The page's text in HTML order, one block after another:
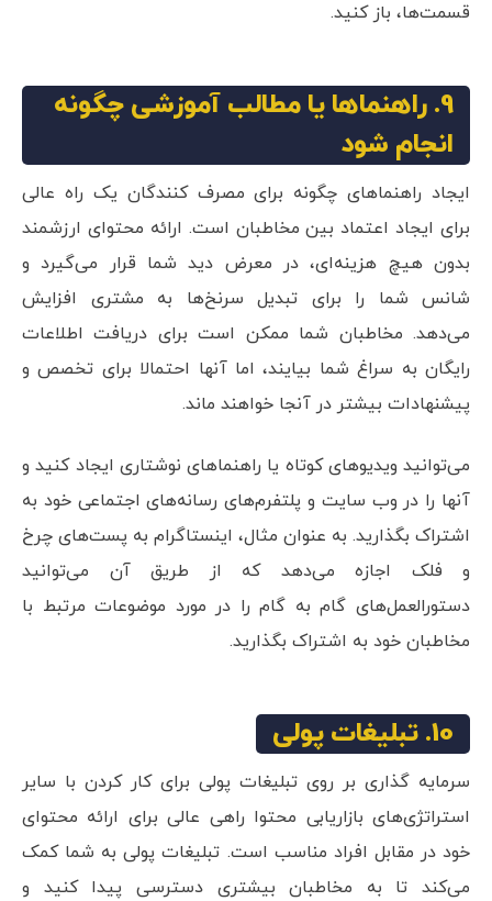
قسمت‌ها، باز کنید.
9. راهنماها یا مطالب آموزشی چگونه
انجام شود
ایجاد راهنماهای چگونه برای مصرف کنندگان یک راه عالی
برای ایجاد اعتماد بین مخاطبان است. ارائه محتوای ارزشمند
بدون هیچ هزینه‌ای، در معرض دید شما قرار می‌گیرد و
شانس شما را برای تبدیل سرنخ‌ها به مشتری افزایش
می‌دهد. مخاطبان شما ممکن است برای دریافت اطلاعات
رایگان به سراغ شما بیایند، اما آنها احتمالا برای تخصص و
پیشنهادات بیشتر در آنجا خواهند ماند.
می‌توانید ویدیوهای کوتاه یا راهنماهای نوشتاری ایجاد کنید و
آنها را در وب سایت و پلتفرم‌های رسانه‌های اجتماعی خود به
اشتراک بگذارید. به عنوان مثال، اینستاگرام به پست‌های چرخ
و فلک اجازه می‌دهد که از طریق آن می‌توانید
دستورالعمل‌های گام به گام را در مورد موضوعات مرتبط با
مخاطبان خود به اشتراک بگذارید.
10. تبلیغات پولی
سرمایه گذاری بر روی تبلیغات پولی برای کار کردن با سایر
استراتژی‌های بازاریابی محتوا راهی عالی برای ارائه محتوای
خود در مقابل افراد مناسب است. تبلیغات پولی به شما کمک
می‌کند تا به مخاطبان بیشتری دسترسی پیدا کنید و